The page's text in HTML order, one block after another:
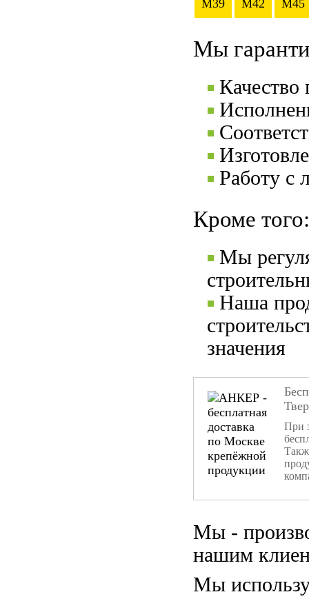
M39 M42 M45
Мы
Качество
Работу с
Кроме того:
Мы
Наша
значения
При
Мы -
нашим
Мы